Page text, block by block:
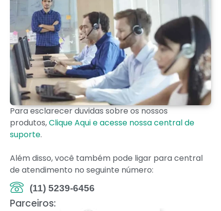
Para esclarecer duvidas sobre os nossos
produtos,Clique Aqui e acesse nossa central de
suporte.
Além disso, você também pode ligar para central
de atendimento no seguinte número:
(11) 5239-6456
Parceiros: